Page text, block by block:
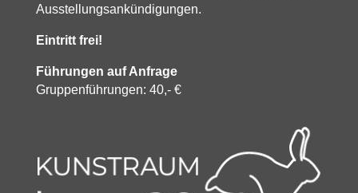
Ausstellungsankündigungen.
Eintritt frei!
Führungen auf Anfrage
Gruppenführungen: 40,- €